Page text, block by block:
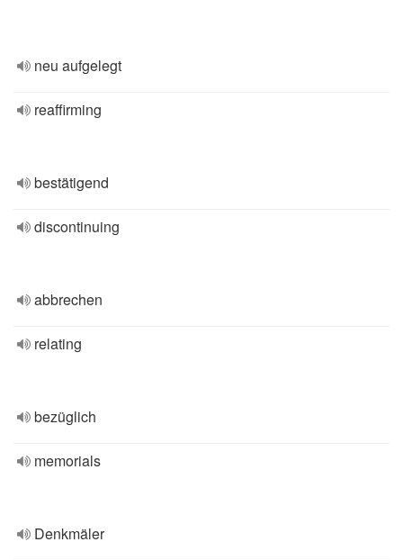
neu aufgelegt
reaffirming
bestätigend
discontinuing
abbrechen
relating
bezüglich
memorials
Denkmäler